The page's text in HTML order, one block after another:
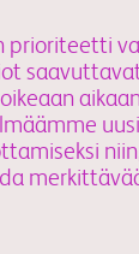
prioriteetti